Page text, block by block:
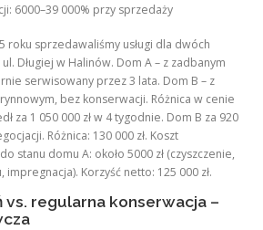
6000–39 000% przy sprzedaży
roku sprzedawaliśmy usługi dla dwóch
Długiej w Halinów. Dom A – z zadbanym
serwisowany przez 3 lata. Dom B – z
bez konserwacji. Różnica w cenie
za 1 050 000 zł w 4 tygodnie. Dom B za 920
Różnica: 130 000 zł. Koszt
stanu domu A: około 5000 zł (czyszczenie,
Korzyść netto: 125 000 zł.
vs. regularna konserwacja –